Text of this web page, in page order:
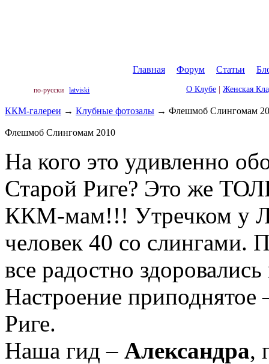
Главная Форум Статьи
по-русски latviski О Клубе Женская
ККМ-галереи → Клубные фотозалы → Флешмоб Слингомам
Флешмоб Слингомам 2010
На кого это удивленно
Старой Риге? Это же
ККМ-мам!!! Утречком у
человек 40 со слингами.
все радостно
Настроение
Риге.
Наша гид – Александра,